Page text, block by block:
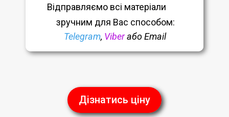
Відправляємо всі матеріали
зручним для Вас способом:
Telegram, Viberабо Email
Дізнатись ціну